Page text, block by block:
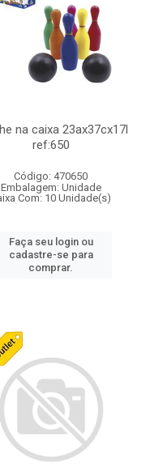
na caixa 23ax37cx17l
ref:650
Código: 470650
Embalagem: Unidade
Com: 10 Unidade(s)
Faça seu login ou
cadastre-se para
comprar.